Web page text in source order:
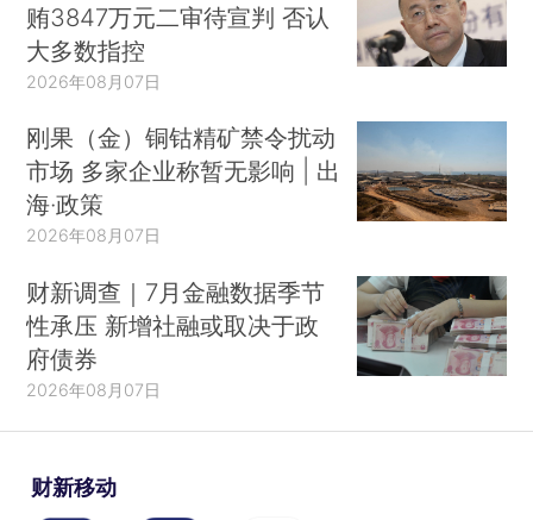
贿3847万元二审待宣判 否认
大多数指控
2026年08月07日
刚果（金）铜钴精矿禁令扰动
市场 多家企业称暂无影响 | 出
海·政策
2026年08月07日
财新调查｜7月金融数据季节
性承压 新增社融或取决于政
府债券
2026年08月07日
财新移动